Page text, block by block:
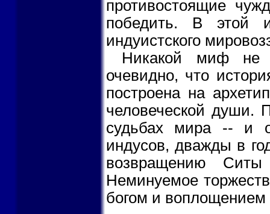
противостоящие
победить. В этой
индуистского
Никакой миф не
очевидно, что
построена на
человеческой души.
судьбах мира -- и
индусов, дважды в
возвращению
Неминуемое
богом и воплощением